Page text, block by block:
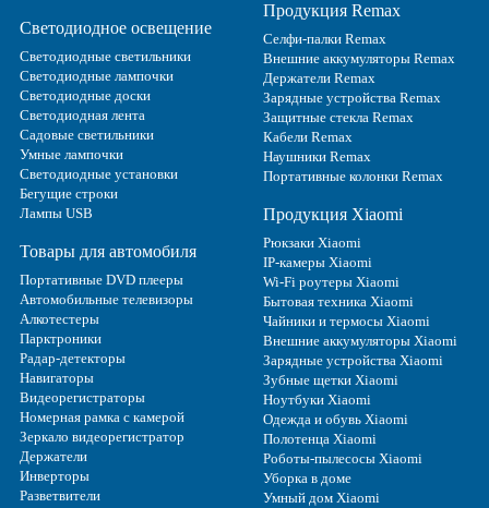
Светодиодное освещение
Светодиодные светильники
Светодиодные лампочки
Светодиодные доски
Светодиодная лента
Садовые светильники
Умные лампочки
Светодиодные установки
Бегущие строки
Лампы USB
Товары для автомобиля
Портативные DVD плееры
Автомобильные телевизоры
Алкотестеры
Парктроники
Радар-детекторы
Навигаторы
Видеорегистраторы
Номерная рамка с камерой
Зеркало видеорегистратор
Держатели
Инверторы
Разветвители
Продукция Remax
Селфи-палки Remax
Внешние аккумуляторы Remax
Держатели Remax
Зарядные устройства Remax
Защитные стекла Remax
Кабели Remax
Наушники Remax
Портативные колонки Remax
Продукция Xiaomi
Рюкзаки Xiaomi
IP-камеры Xiaomi
Wi-Fi роутеры Xiaomi
Бытовая техника Xiaomi
Чайники и термосы Xiaomi
Внешние аккумуляторы Xiaomi
Зарядные устройства Xiaomi
Зубные щетки Xiaomi
Ноутбуки Xiaomi
Одежда и обувь Xiaomi
Полотенца Xiaomi
Роботы-пылесосы Xiaomi
Уборка в доме
Умный дом Xiaomi